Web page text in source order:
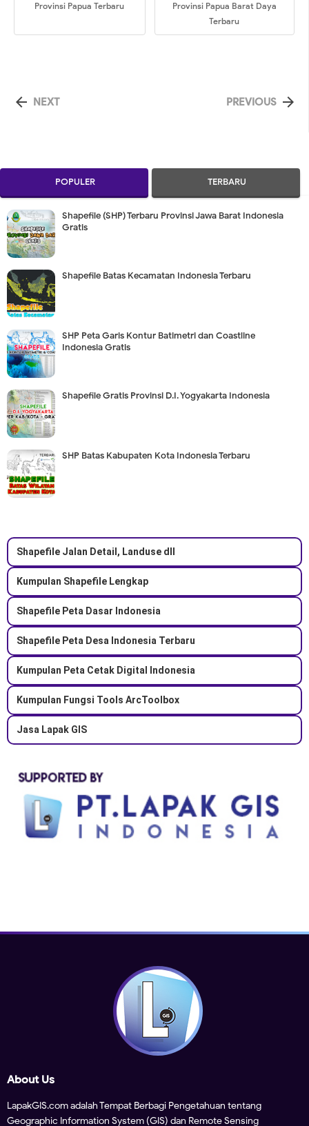
Provinsi Papua Terbaru
Provinsi Papua Barat Daya
Terbaru
 NEXT 
PREVIOUS
POPULER TERBARU
Shapefile (SHP) Terbaru Provinsi Jawa Barat Indonesia
Gratis
Shapefile Batas Kecamatan Indonesia Terbaru
SHP Peta Garis Kontur Batimetri dan Coastline
Indonesia Gratis
Shapefile Gratis Provinsi D.I. Yogyakarta Indonesia
SHP Batas Kabupaten Kota Indonesia Terbaru
Shapefile Jalan Detail, Landuse dll
Kumpulan Shapefile Lengkap
Shapefile Peta Dasar Indonesia
Shapefile Peta Desa Indonesia Terbaru
Kumpulan Peta Cetak Digital Indonesia
Kumpulan Fungsi Tools ArcToolbox
Jasa Lapak GIS
About Us
LapakGIS.com adalah Tempat Berbagi Pengetahuan tentang
Geographic Information System (GIS) dan Remote Sensing